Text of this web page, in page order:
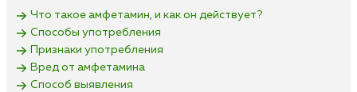
Что такое амфетамин, и как он действует?
Способы употребления
Признаки употребления
Вред от амфетамина
Способ выявления